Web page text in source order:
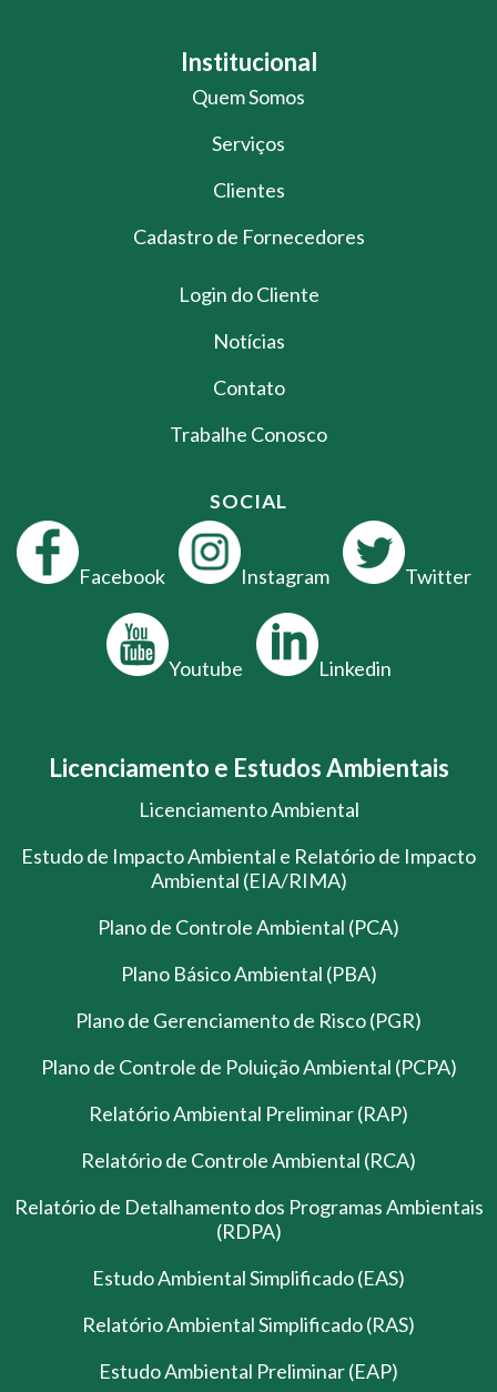
Institucional
Quem Somos
Serviços
Clientes
Cadastro de Fornecedores
Login do Cliente
Notícias
Contato
Trabalhe Conosco
SOCIAL
Facebook Instagram Twitter
Youtube Linkedin
Licenciamento e Estudos Ambientais
Licenciamento Ambiental
Estudo de Impacto Ambiental e Relatório de Impacto
Ambiental (EIA/RIMA)
Plano de Controle Ambiental (PCA)
Plano Básico Ambiental (PBA)
Plano de Gerenciamento de Risco (PGR)
Plano de Controle de Poluição Ambiental (PCPA)
Relatório Ambiental Preliminar (RAP)
Relatório de Controle Ambiental (RCA)
Relatório de Detalhamento dos Programas Ambientais
(RDPA)
Estudo Ambiental Simplificado (EAS)
Relatório Ambiental Simplificado (RAS)
Estudo Ambiental Preliminar (EAP)